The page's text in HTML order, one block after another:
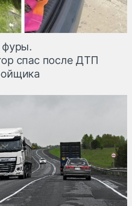
фуры.
спас после ДТП